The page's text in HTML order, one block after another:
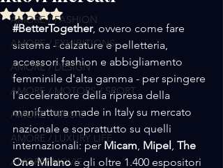
AMORE / FASHION
AMORE / EXHIBITIONS
AMORE / DESIGN
AMORE / MOTORS / SPORT
AMORE / MUSIC
AMORE / LUXURY LIFE
AMORE/ MOVIE
Valutazione NaN stelle su 5.
#BetterTogether, ovvero come fare
sistema - calzature e pelletteria,
accessori fashion e abbigliamento
femminile d'alta gamma - per spingere
l’acceleratore della ripresa della
manifattura made in Italy su mercato
nazionale e soprattutto su quelli
internazionali: per Micam, Mipel, The
One Milano e gli oltre 1.400 espositori